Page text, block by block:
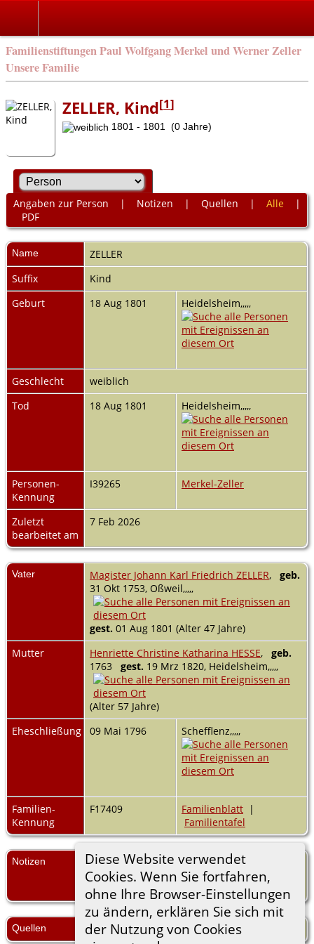
Familienstiftungen Paul Wolfgang Merkel und Werner Zeller
Unsere Familie
Diese Website verwendet
Cookies. Wenn Sie fortfahren,
ohne Ihre Browser-Einstellungen
zu ändern, erklären Sie sich mit
der Nutzung von Cookies
ZELLER, Kind[1]
1801 - 1801 (0 Jahre)
Angaben zur Person | Notizen | Quellen | Alle |
PDF
Name
ZELLER
Suffix
Kind
Geburt
18 Aug 1801 Heidelsheim,,,,,
Geschlecht
weiblich
Tod
18 Aug 1801 Heidelsheim,,,,,
Personen-
Kennung
I39265 Merkel-Zeller
Zuletzt
bearbeitet am
7 Feb 2026
Vater Magister Johann Karl Friedrich ZELLER, geb.
31 Okt 1753, Oßweil,,,,,
gest. 01 Aug 1801 (Alter 47 Jahre)
Mutter
Henriette Christine Katharina HESSE, geb.
1763 gest. 19 Mrz 1820, Heidelsheim,,,,,
(Alter 57 Jahre)
Eheschließung
09 Mai 1796 Schefflenz,,,,,
Familien-
Kennung
F17409 Familienblatt |
Familientafel
Notizen
Anonyma posthuma;
ZB § 461,3; Zell 10-1.1.1.10.2.7.4.1.3.;
Quellen Zeller aus Martinszell;.